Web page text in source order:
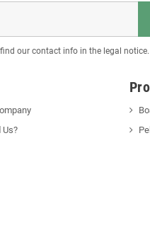
our contact info in the legal notice.
Us?